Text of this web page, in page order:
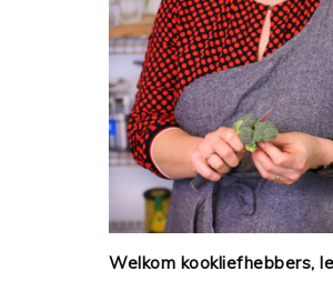
Welkom kookliefhebbers,